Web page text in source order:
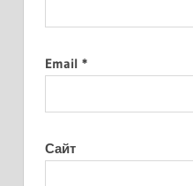
Email *
Сайт